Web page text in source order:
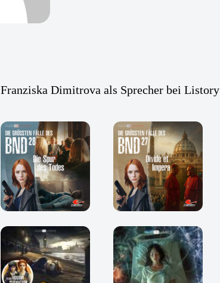
Franziska Dimitrova als Sprecher bei Listory